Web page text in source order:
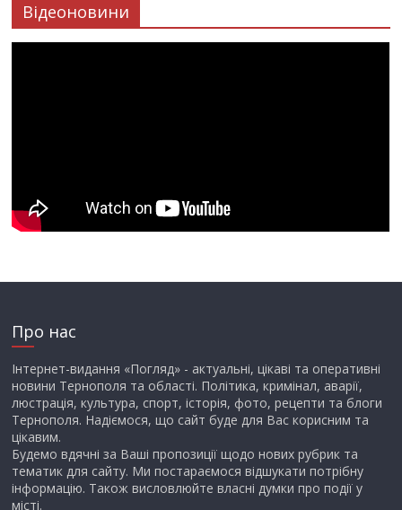
Відеоновини
Про нас
Інтернет-видання «Погляд» - актуальні, цікаві та оперативні
новини Тернополя та області. Політика, кримінал, аварії,
люстрація, культура, спорт, історія, фото, рецепти та блоги
Тернополя. Надіємося, що сайт буде для Вас корисним та
цікавим.
Будемо вдячні за Ваші пропозиції щодо нових рубрик та
тематик для сайту. Ми постараємося відшукати потрібну
інформацію. Також висловлюйте власні думки про події у
місті.